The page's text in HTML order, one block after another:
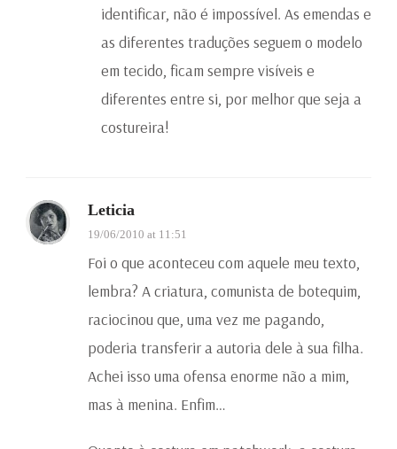
identificar, não é impossível. As emendas e
as diferentes traduções seguem o modelo
em tecido, ficam sempre visíveis e
diferentes entre si, por melhor que seja a
costureira!
Leticia
19/06/2010 at 11:51
Foi o que aconteceu com aquele meu texto,
lembra? A criatura, comunista de botequim,
raciocinou que, uma vez me pagando,
poderia transferir a autoria dele à sua filha.
Achei isso uma ofensa enorme não a mim,
mas à menina. Enfim…